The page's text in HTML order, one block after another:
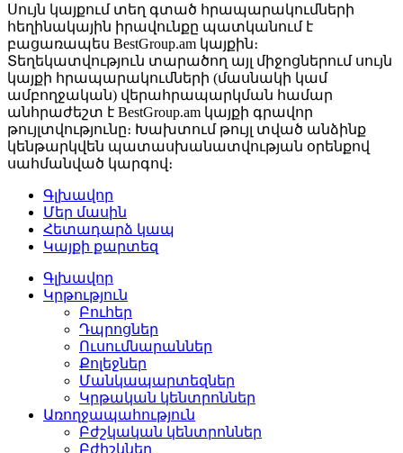
Սույն կայքում տեղ գտած հրապարակումների
հեղինակային իրավունքը պատկանում է
բացառապես BestGroup.am կայքին։
Տեղեկատվություն տարածող այլ միջոցներում սույն
կայքի հրապարակումների (մասնակի կամ
ամբողջական) վերահրապարկման համար
անհրաժեշտ է BestGroup.am կայքի գրավոր
թույլտվությունը։ Խախտում թույլ տված անձինք
կենթարկվեն պատասխանատվության օրենքով
սահմանված կարգով։
Գլխավոր
Մեր մասին
Հետադարձ կապ
Կայքի քարտեզ
Գլխավոր
Կրթություն
Բուհեր­
Դպրոցներ­
Ուսումնարաններ­
Քոլեջներ­
Մանկապարտեզներ­
Կրթական կենտրոններ­
Առողջապահություն
Բժշկական կենտրոններ­
Բժիշկներ­